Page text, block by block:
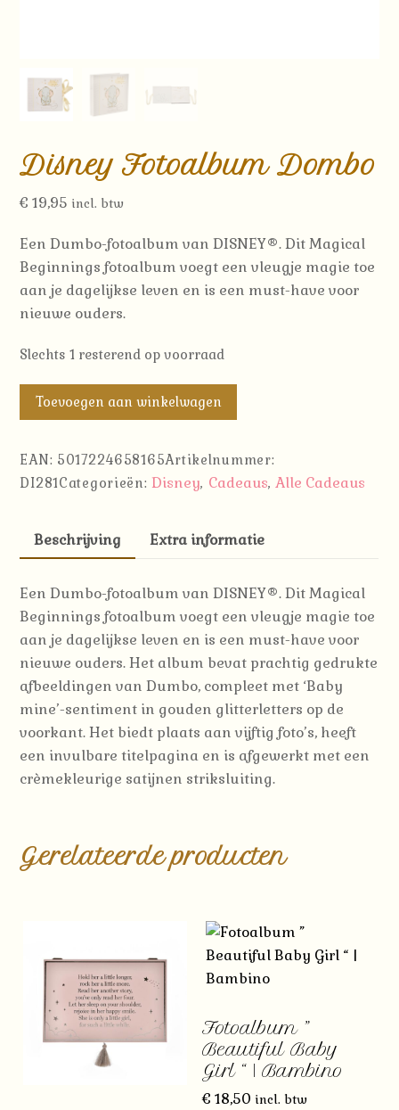
Disney Fotoalbum Dombo
€ 19,95 incl. btw
Een Dumbo-fotoalbum van DISNEY®. Dit Magical
Beginnings fotoalbum voegt een vleugje magie toe
aan je dagelijkse leven en is een must-have voor
nieuwe ouders.
Slechts 1 resterend op voorraad
Disney
Fotoalbum
aantal
Toevoegen aan winkelwagen
EAN: 5017224658165Artikelnummer:
DI281Categorieën: Disney, Cadeaus,Alle Cadeaus
Beschrijving Extra informatie
Een Dumbo-fotoalbum van DISNEY®.Dit Magical
Beginnings fotoalbum voegt een vleugje magie toe
aan je dagelijkse leven en is een must-have voor
nieuwe ouders.Het album bevat prachtig gedrukte
afbeeldingen van Dumbo, compleet met ‘Baby
mine’-sentiment in gouden glitterletters op de
voorkant.Het biedt plaats aan vijftig foto’s, heeft
een invulbare titelpagina en is afgewerkt met een
crèmekleurige satijnen striksluiting.
Gerelateerde producten
Fotoalbum ”
Beautiful Baby
Girl “ | Bambino
€ 18,50 incl. btw